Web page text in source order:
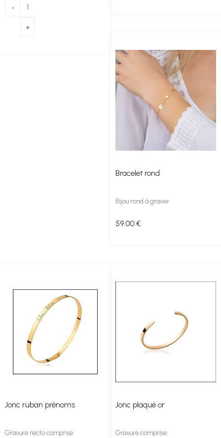
Bracelet rond
Bijou rond à graver
59.00 €
Jonc ruban prénoms
Gravure recto comprise
Jonc plaqué or
Gravure comprise